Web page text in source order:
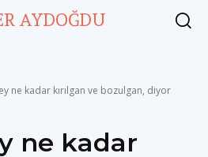
AYDOĞDU
ne kadar kırılgan ve bozulgan, diyor
ne kadar